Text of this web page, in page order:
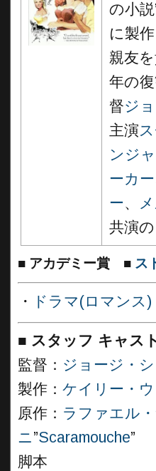
の小説
に製
親友
年の
督ジ
主演
ンジ
ーカー
ー、
共演の
■ アカデミー賞 ■ ス
・ ドラマ(ロマンス)
■ スタッフ キャスト
監督： ジョージ・
製作： ケイリー・
原作： ラファエル
ニ”Scaramouche”
脚本